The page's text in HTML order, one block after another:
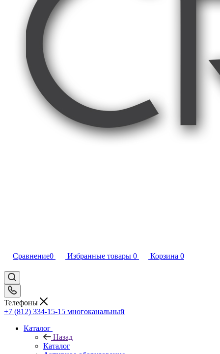
Сравнение0 Избранные товары 0 Корзина 0
Телефоны
+7 (812) 334-15-15 многоканальный
Каталог
Назад
Каталог